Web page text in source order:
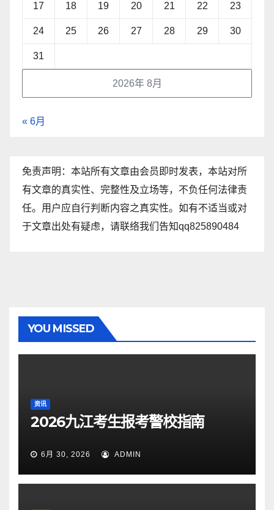
2026年 8月
17 18 19 20 21 22 23
24 25 26 27 28 29 30
31
« 6月
免责声明：本站所有文章由会员即时发表，本站对所
有文章的真实性、完整性及立场等，不负任何法律责
任。用户应自行判断内容之真实性。如有不适当或对
于文章出处有疑虑，请联络我们告知qq825890484
YOU MISSED
资讯
2026九江考生报考警校指南
6月 30, 2026 ADMIN